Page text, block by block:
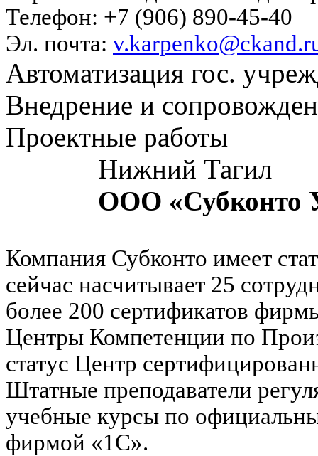
Телефон: +7 (906) 890-45-40
Эл. почта:
Автоматизация гос.
Внедрение и
Проектные работы
Нижний Тагил
ООО «Субконто
Компания Субконто имеет
сейчас насчитывает 25
более 200 сертификатов
Центры Компетенции по
статус Центр
Штатные преподаватели
учебные курсы по
фирмой «1С».